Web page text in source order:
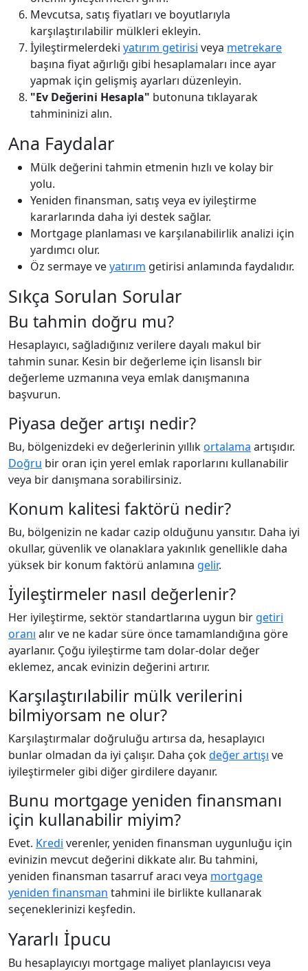
Mevcutsa, satış fiyatları ve boyutlarıyla
karşılaştırılabilir mülkleri ekleyin.
İyileştirmelerdeki yatırım getirisi veya metrekare
başına fiyat ağırlığı gibi hesaplamaları ince ayar
yapmak için gelişmiş ayarları düzenleyin.
"Ev Değerini Hesapla" butonuna tıklayarak
tahmininizi alın.
Ana Faydalar
Mülk değerini tahmin etmenin hızlı ve kolay bir
yolu.
Yeniden finansman, satış veya ev iyileştirme
kararlarında daha iyi destek sağlar.
Mortgage planlaması ve karşılanabilirlik analizi için
yardımcı olur.
Öz sermaye veyatırım getirisi anlamında faydalıdır.
Sıkça Sorulan Sorular
Bu tahmin doğru mu?
Hesaplayıcı, sağladığınız verilere dayalı makul bir
tahmin sunar. Kesin bir değerleme için lisanslı bir
değerleme uzmanına veya emlak danışmanına
başvurun.
Piyasa değer artışı nedir?
Bu, bölgenizdeki ev değerlerinin yıllıkortalama artışıdır.
Doğru bir oran için yerel emlak raporlarını kullanabilir
veya bir danışmana sorabilirsiniz.
Konum kalitesi faktörü nedir?
Bu, bölgenizin ne kadar cazip olduğunu yansıtır. Daha iyi
okullar, güvenlik ve olanaklara yakınlık genellikle daha
yüksek bir konum faktörü anlamına gelir.
İyileştirmeler nasıl değerlenir?
Her iyileştirme, sektör standartlarına uygun bir getiri
oranı alır ve ne kadar süre önce tamamlandığına göre
ayarlanır. Çoğu iyileştirme tam dolar-dolar değer
eklemez, ancak evinizin değerini artırır.
Karşılaştırılabilir mülk verilerini
bilmiyorsam ne olur?
Karşılaştırmalar doğruluğu artırsa da, hesaplayıcı
bunlar olmadan da iyi çalışır. Daha çokdeğer artışı ve
iyileştirmeler gibi diğer girdilere dayanır.
Bunu mortgage yeniden finansmanı
için kullanabilir miyim?
Evet. Kredi verenler, yeniden finansman uygunluğu için
evinizin mevcut değerini dikkate alır. Bu tahmini,
yeniden finansman tasarruf aracı veya mortgage
yeniden finansman tahmini ile birlikte kullanarak
seçeneklerinizi keşfedin.
Yararlı İpucu
Bu hesaplayıcıyı mortgage maliyet planlayıcısı veya